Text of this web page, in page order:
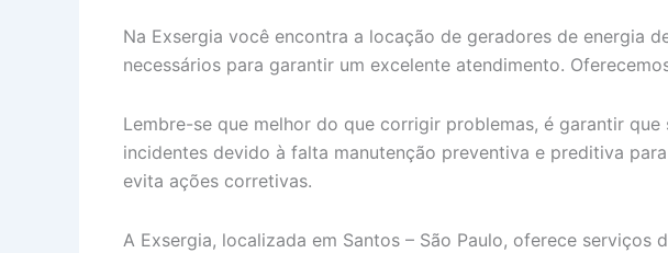
Na Exsergia você encontra a locação de geradores de energia
necessários para garantir um excelente atendimento.
Lembre-se que melhor do que corrigir problemas, é garantir
incidentes devido à falta manutenção preventiva e preditiva
evita ações corretivas.
A Exsergia, localizada em Santos – São Paulo, oferece